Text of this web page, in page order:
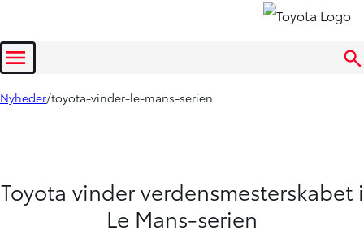
Menu
Nyheder toyota-vinder-le-mans-serien
Toyota vinder verdensmesterskabet i
Le Mans-serien